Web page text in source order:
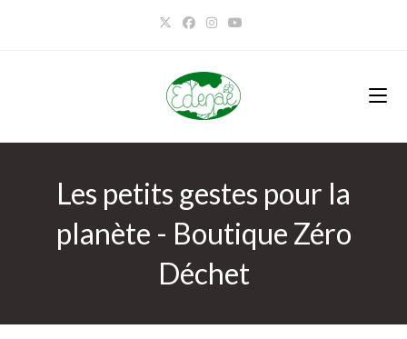
Les petits gestes pour la
planète - Boutique Zéro
Déchet